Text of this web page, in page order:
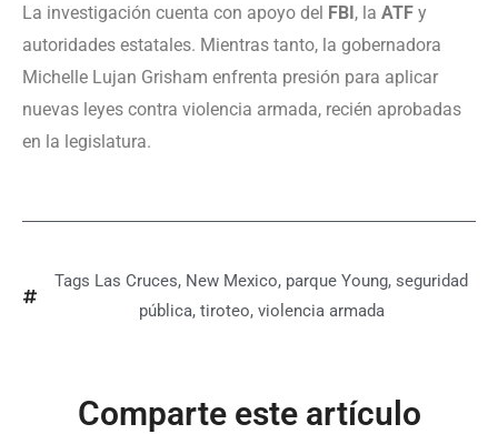
La investigación cuenta con apoyo del FBI, la ATF y
autoridades estatales. Mientras tanto, la gobernadora
Michelle Lujan Grisham enfrenta presión para aplicar
nuevas leyes contra violencia armada, recién aprobadas
en la legislatura.
Tags Las Cruces, New Mexico, parque Young, seguridad
pública, tiroteo, violencia armada
Comparte este artículo